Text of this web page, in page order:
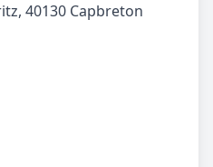
40130 Capbreton